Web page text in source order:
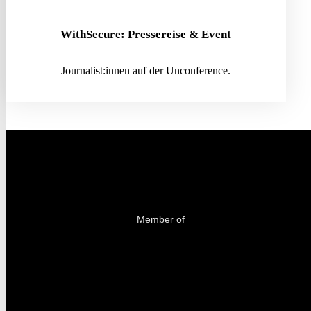
WithSecure: Pressereise & Event
Journalist:innen auf der Unconference.
Member of